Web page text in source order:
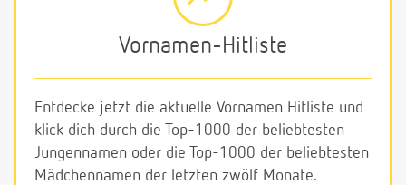
Vornamen-Hitliste
Entdecke jetzt die aktuelle Vornamen Hitliste und
klick dich durch die Top-1000 der beliebtesten
Jungennamen oder die Top-1000 der beliebtesten
Mädchennamen der letzten zwölf Monate.